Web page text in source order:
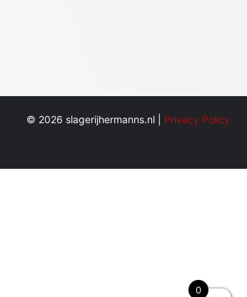
© 2026 slagerijhermanns.nl | Privacy Policy
0